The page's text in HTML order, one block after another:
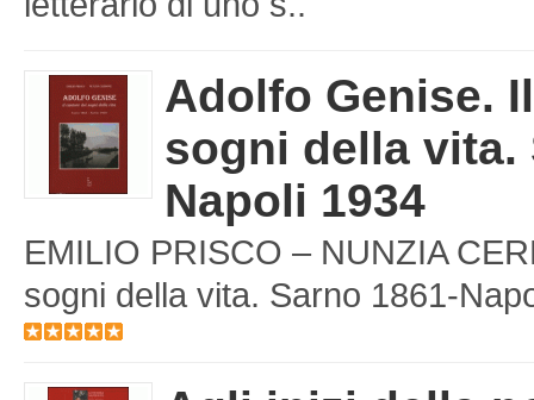
Adolfo Genise.
sogni della vita.
Napoli 1934
EMILIO PRISCO – NUNZIA
sogni della vita. Sarno 1861-